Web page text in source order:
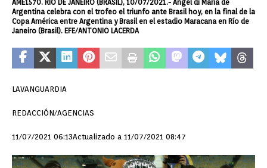
AME1570. RÍO DE JANEIRO (BRASIL), 10/07/2021.- Ángel di María de
Argentina celebra con el trofeo el triunfo ante Brasil hoy, en la final de la
Copa América entre Argentina y Brasil en el estadio Maracana en Río de
Janeiro (Brasil). EFE/ANTONIO LACERDA
LAVANGUARDIA
REDACCIÓN/AGENCIAS
11/07/2021 06:13Actualizado a 11/07/2021 08:47